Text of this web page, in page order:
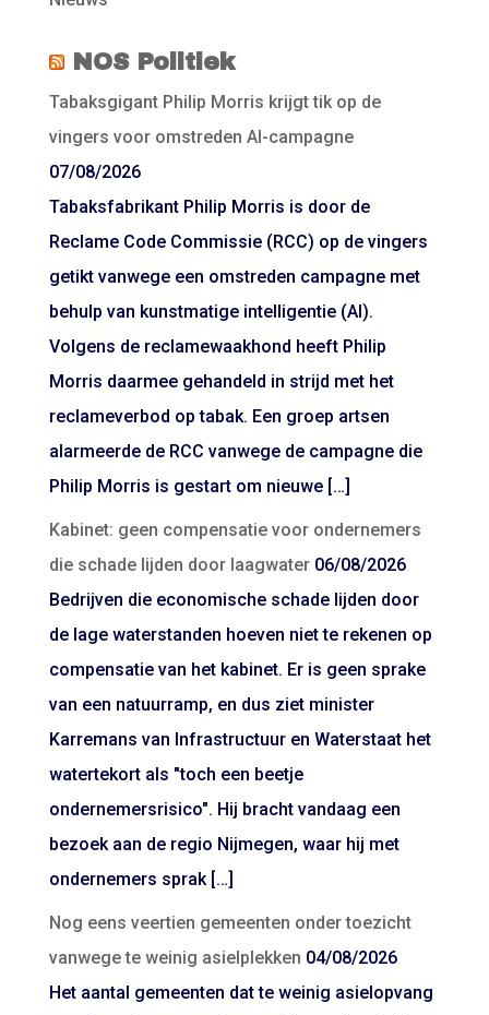
NOS Politiek
Tabaksgigant Philip Morris krijgt tik op de
vingers voor omstreden AI-campagne
07/08/2026
Tabaksfabrikant Philip Morris is door de
Reclame Code Commissie (RCC) op de vingers
getikt vanwege een omstreden campagne met
behulp van kunstmatige intelligentie (AI).
Volgens de reclamewaakhond heeft Philip
Morris daarmee gehandeld in strijd met het
reclameverbod op tabak. Een groep artsen
alarmeerde de RCC vanwege de campagne die
Philip Morris is gestart om nieuwe […]
Kabinet: geen compensatie voor ondernemers
die schade lijden door laagwater 06/08/2026
Bedrijven die economische schade lijden door
de lage waterstanden hoeven niet te rekenen op
compensatie van het kabinet. Er is geen sprake
van een natuurramp, en dus ziet minister
Karremans van Infrastructuur en Waterstaat het
watertekort als "toch een beetje
ondernemersrisico". Hij bracht vandaag een
bezoek aan de regio Nijmegen, waar hij met
ondernemers sprak […]
Nog eens veertien gemeenten onder toezicht
vanwege te weinig asielplekken 04/08/2026
Het aantal gemeenten dat te weinig asielopvang